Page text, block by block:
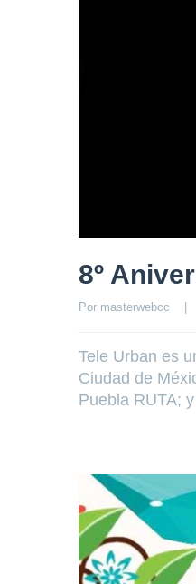
8º
Por masterwebcc
Tele Urban es
Ciudad de
Puebla RUTA;